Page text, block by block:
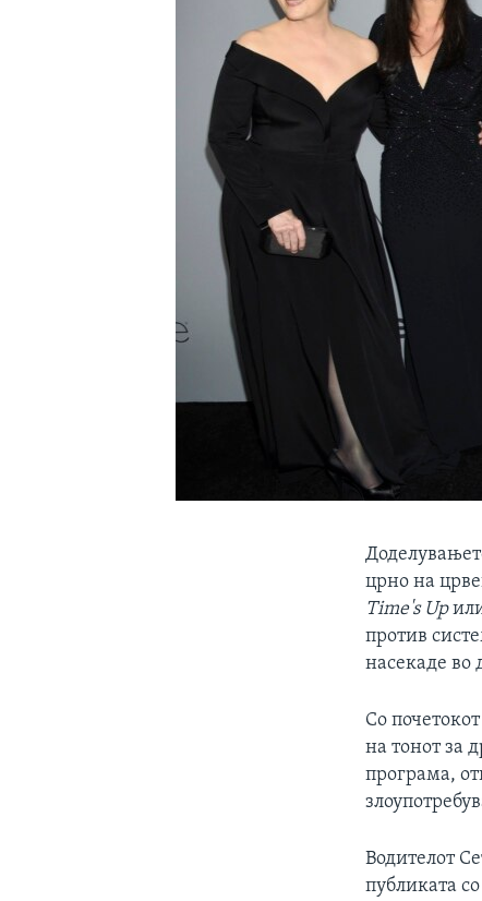
црно на
Time's Up
против
насекаде во
Со
на тонот за
програма,
Водителот
публиката